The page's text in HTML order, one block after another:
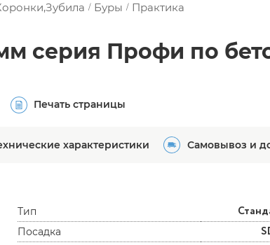
/ Буры / Практика
серия Профи по
Печать страницы
характеристики Самовывоз и
Тип
Посадка